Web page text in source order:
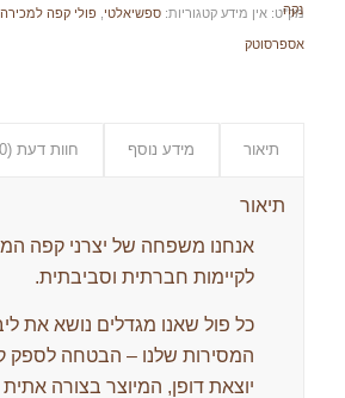
נקה
מק"ט: אין מידע קטגוריות: ספשיאלטי פולי קפה למכירה,
אספרסוטק
תיאור מידע נוסף חוות דעת (0)
תיאור
אנחנו משפחה של יצרני קפה
לקיימות חברתית וסביבתית.
כל פול שאנו מגדלים נושא את
המסירות שלנו – הבטחה לספק
יוצאת דופן, המיוצר בצורה